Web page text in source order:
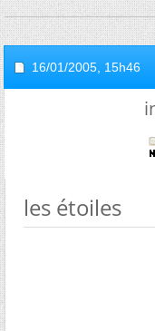
16/01/2005, 15h46
les étoiles